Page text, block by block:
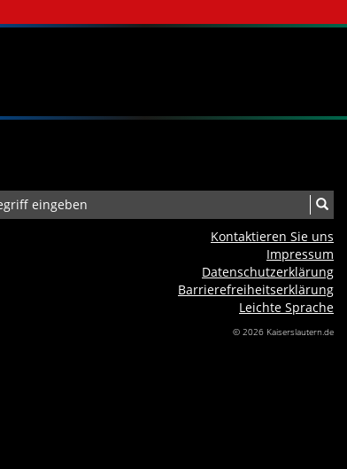
Kontaktieren Sie uns
Impressum
Datenschutzerklärung
Barrierefreiheits­erklärung
Leichte Sprache
© 2026 Kaiserslautern.de